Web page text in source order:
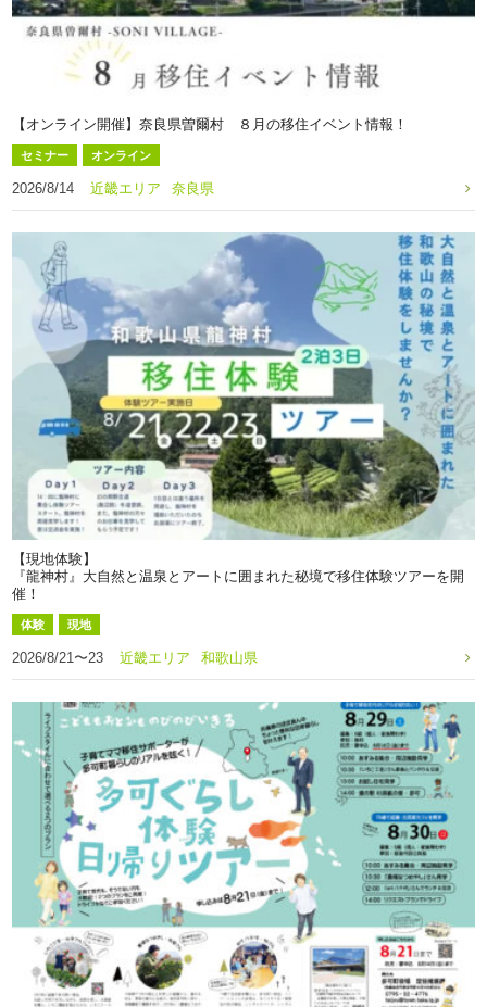
【オンライン開催】奈良県曽爾村 ８月の移住イベント情報！
セミナー オンライン
2026/8/14 近畿エリア 奈良県
【現地体験】
『龍神村』大自然と温泉とアートに囲まれた秘境で移住体験ツアーを開
催！
体験 現地
2026/8/21〜23 近畿エリア 和歌山県